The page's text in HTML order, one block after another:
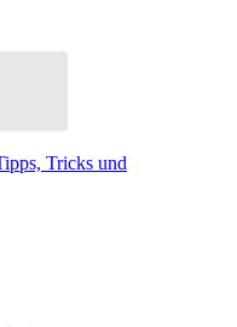
Tricks und